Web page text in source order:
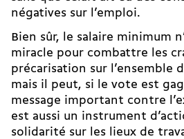
négatives sur l’emploi.
Bien sûr, le salaire minimum
miracle pour combattre les
précarisation sur l’ensemble
mais il peut, si le vote est
message important contre
est aussi un instrument
solidarité sur les lieux de